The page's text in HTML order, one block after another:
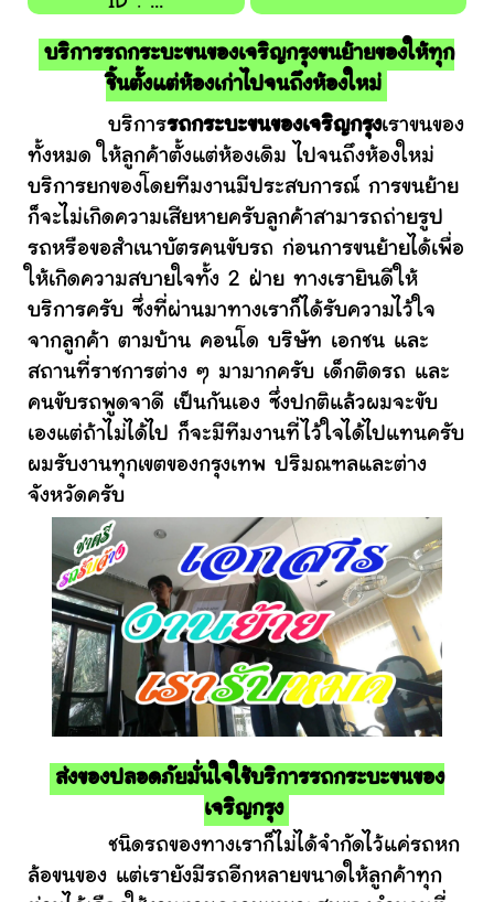
บริการรถกระบะขนของเจริญกรุงขนย้ายของให้ทุก
ชิ้นตั้งแต่ห้องเก่าไปจนถึงห้องใหม่
บริการรถกระบะขนของเจริญกรุงเราขนของ
ทั้งหมด ให้ลูกค้าตั้งแต่ห้องเดิม ไปจนถึงห้องใหม่
บริการยกของโดยทีมงานมีประสบการณ์ การขนย้าย
ก็จะไม่เกิดความเสียหายครับลูกค้าสามารถถ่ายรูป
รถหรือขอสำเนาบัตรคนขับรถ ก่อนการขนย้ายได้เพื่อ
ให้เกิดความสบายใจทั้ง 2 ฝ่าย ทางเรายินดีให้
บริการครับ ซึ่งที่ผ่านมาทางเราก็ได้รับความไว้ใจ
จากลูกค้า ตามบ้าน คอนโด บริษัท เอกชน และ
สถานที่ราชการต่าง ๆ มามากครับ เด็กติดรถ และ
คนขับรถพูดจาดี เป็นกันเอง ซึ่งปกติแล้วผมจะขับ
เองแต่ถ้าไม่ได้ไป ก็จะมีทีมงานที่ไว้ใจได้ไปแทนครับ
ผมรับงานทุกเขตของกรุงเทพ ปริมณฑลและต่าง
จังหวัดครับ
ส่งของปลอดภัยมั่นใจใช้บริการรถกระบะขนของ
เจริญกรุง
ชนิดรถของทางเราก็ไม่ได้จำกัดไว้แค่รถหก
ล้อขนของ แต่เรายังมีรถอีกหลายขนาดให้ลูกค้าทุก